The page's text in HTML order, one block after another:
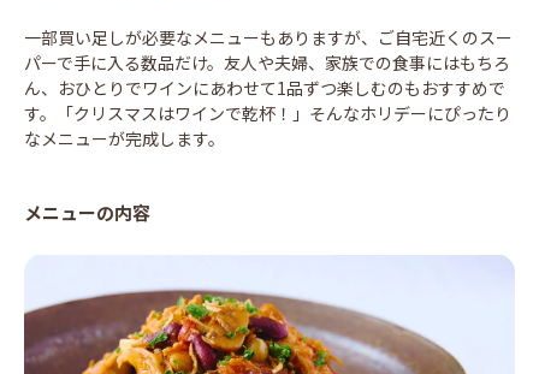
一部買い足しが必要なメニューもありますが、ご自宅近くのスー
パーで手に入る数品だけ。友人や夫婦、家族での食事にはもちろ
ん、おひとりでワインにあわせて1品ずつ楽しむのもおすすめで
す。「クリスマスはワインで乾杯！」そんなホリデーにぴったり
なメニューが完成します。
メニューの内容